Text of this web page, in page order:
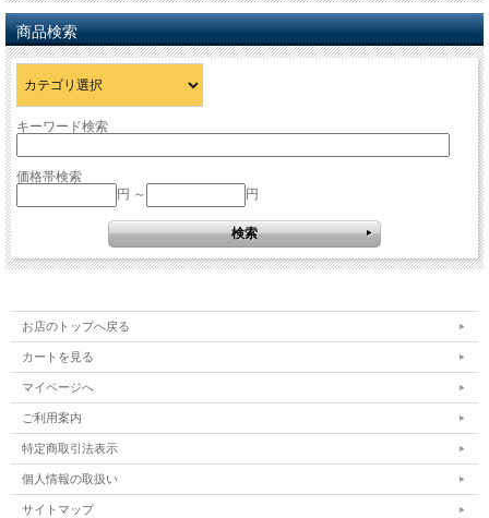
商品検索
キーワード検索
価格帯検索
円 ～
円
お店のトップへ戻る
カートを見る
マイページへ
ご利用案内
特定商取引法表示
個人情報の取扱い
サイトマップ